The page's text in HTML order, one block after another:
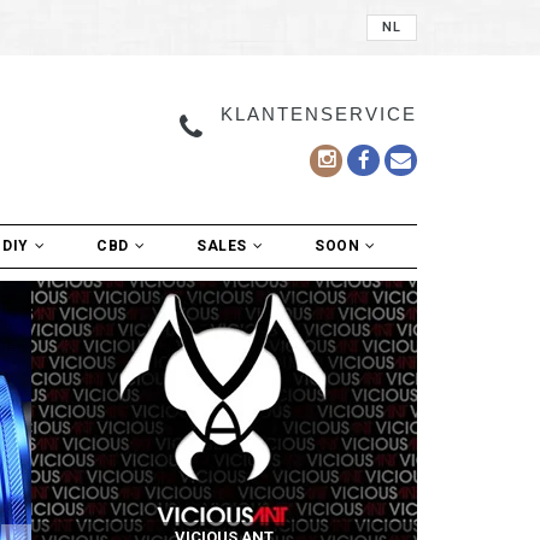
NL
KLANTENSERVICE
DIY CBD SALES SOON